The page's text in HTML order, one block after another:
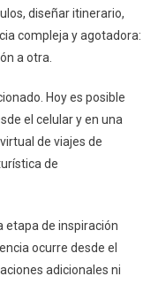
diseñar itinerario,
compleja y agotadora:
a otra.
Hoy es posible
el celular y en una
de viajes de
de
etapa de inspiración
ocurre desde el
adicionales ni